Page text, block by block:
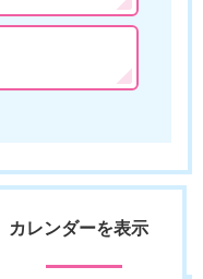
カレンダーを表示